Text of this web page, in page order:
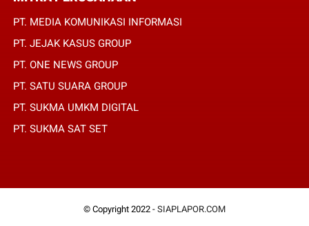
PT. MEDIA KOMUNIKASI INFORMASI
PT. JEJAK KASUS GROUP
PT. ONE NEWS GROUP
PT. SATU SUARA GROUP
PT. SUKMA UMKM DIGITAL
PT. SUKMA SAT SET
© Copyright 2022 - SIAPLAPOR.COM